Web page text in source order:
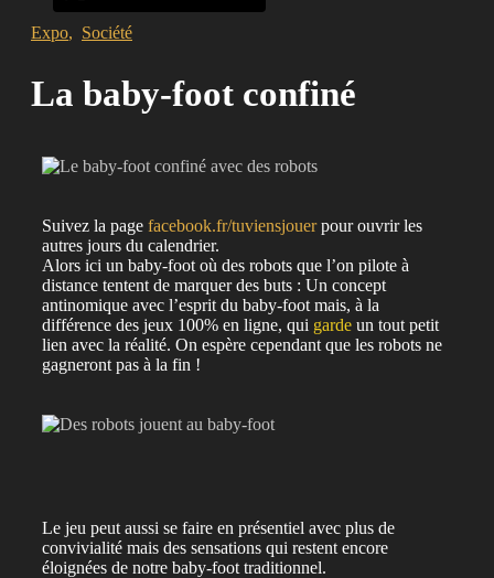
Expo, Société
La baby-foot confiné
Suivez la page facebook.fr/tuviensjouerpour ouvrir les
autres jours du calendrier.
Alors ici un baby-foot où des robots que l’on pilote à
distance tentent de marquer des buts : Un concept
antinomique avec l’esprit du baby-foot mais, à la
différence des jeux 100% en ligne, qui garde un tout petit
lien avec la réalité. On espère cependant que les robots ne
gagneront pas à la fin !
Le jeu peut aussi se faire en présentiel avec plus de
convivialité mais des sensations qui restent encore
éloignées de notre baby-foot traditionnel.